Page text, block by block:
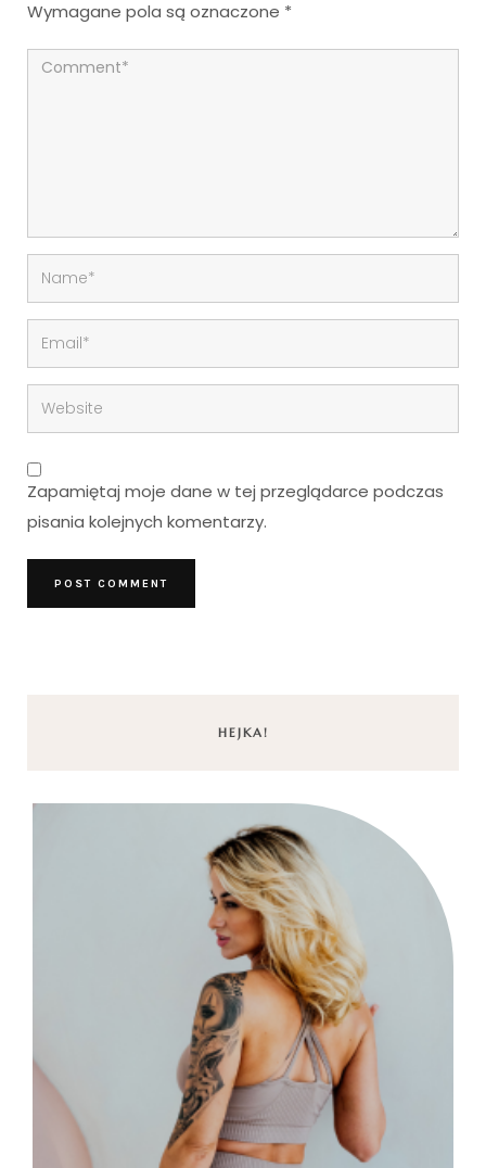
Wymagane pola są oznaczone *
Zapamiętaj moje dane w tej przeglądarce podczas
pisania kolejnych komentarzy.
HEJKA!